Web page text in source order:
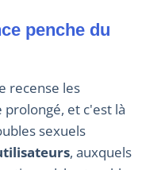
penche du
prolongé, et c'est là
sexuels
, auxquels